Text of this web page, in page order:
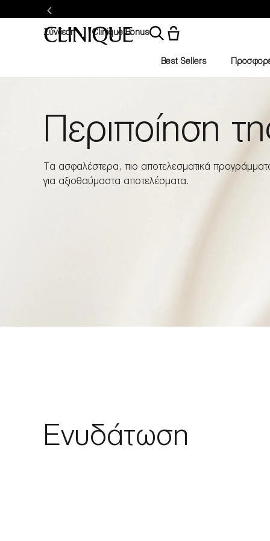
Σύνδεση Clinique Bonus
Best Sellers
Περιποίηση
Τα ασφαλέστερα, πιο αποτελεσματικά
για αξιοθαύμαστα αποτελέσματα.
Ενυδάτωση